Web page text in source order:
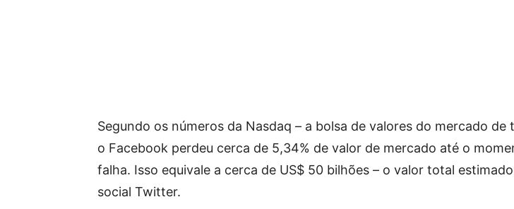
Segundo os números da Nasdaq – a bolsa de valores do mercado de
o Facebook perdeu cerca de 5,34% de valor de mercado até o
falha. Isso equivale a cerca de US$ 50 bilhões – o valor total
social Twitter.